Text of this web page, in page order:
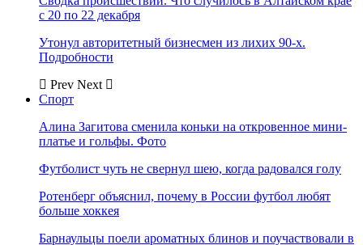
с 20 по 22 декабря
Утонул авторитетный бизнесмен из лихих 90-х.
Подробности
Prev Next
Спорт
Алина Загитова сменила коньки на откровенное мини-
платье и гольфы. Фото
Футболист чуть не свернул шею, когда радовался голу
Ротенберг объяснил, почему в России футбол любят
больше хоккея
Барнаульцы поели ароматных блинов и поучаствовали в